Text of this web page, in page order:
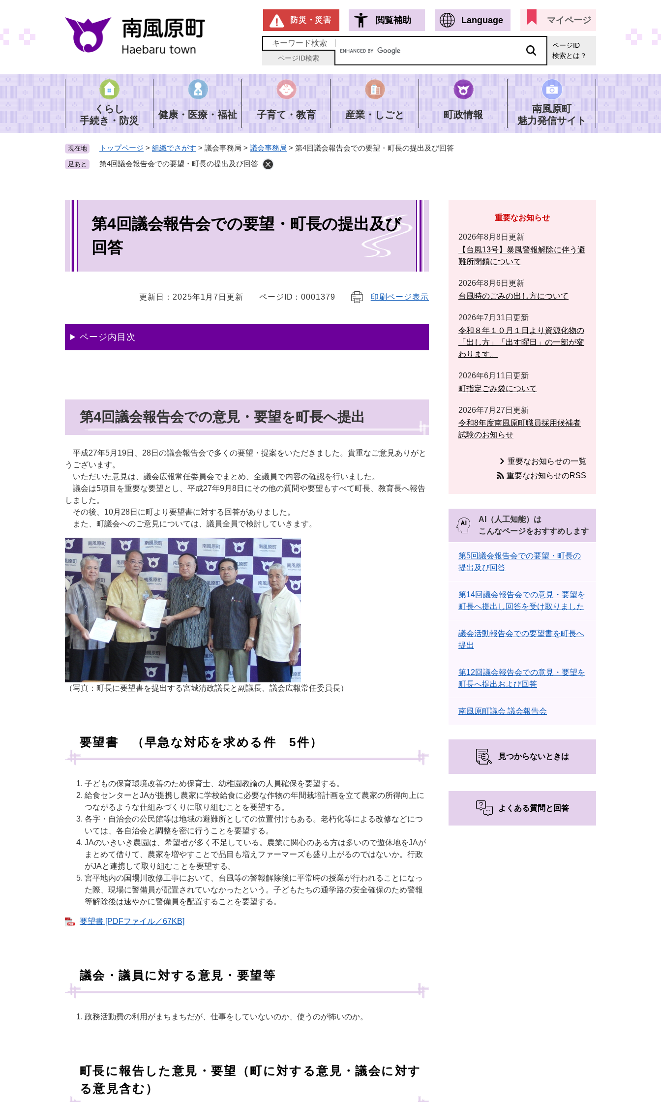
ジ
の
で
す
。
防災・災害 閲覧補助 Language マイページ
キーワード検索
ページID検索
ページID
検索とは？
くらし
手続き・防災
健康・医療・福祉 子育て・教育 産業・しごと 町政情報
南風原町
魅力発信サイト
現在地 トップページ > 組織でさがす > 議会事務局 > 議会事務局 > 第4回議会報告会での要望・町長の提出及び回答
足あと 第4回議会報告会での要望・町長の提出及び回答
第4回議会報告会での要望・町長の提出及び
回答
更新日：2025年1月7日更新 ページID：0001379 印刷ページ表示
ページ内目次
第4回議会報告会での意見・要望を町長へ提出
平成27年5月19日、28日の議会報告会で多くの要望・提案をいただきました。貴重なご意見ありがと
うございます。
いただいた意見は、議会広報常任委員会でまとめ、全議員で内容の確認を行いました。
議会は5項目を重要な要望とし、平成27年9月8日にその他の質問や要望もすべて町長、教育長へ報告
しました。
その後、10月28日に町より要望書に対する回答がありました。
また、町議会へのご意見については、議員全員で検討していきます。
（写真：町長に要望書を提出する宮城清政議長と副議長、議会広報常任委員長）
要望書 （早急な対応を求める件 5件）
子どもの保育環境改善のため保育士、幼稚園教諭の人員確保を要望する。
給食センターとJAが提携し農家に学校給食に必要な作物の年間栽培計画を立て農家の所得向上に
つながるような仕組みづくりに取り組むことを要望する。
各字・自治会の公民館等は地域の避難所としての位置付けもある。老朽化等による改修などにつ
いては、各自治会と調整を密に行うことを要望する。
JAのいきいき農園は、希望者が多く不足している。農業に関心のある方は多いので遊休地をJAが
まとめて借りて、農家を増やすことで品目も増えファーマーズも盛り上がるのではないか。行政
がJAと連携して取り組むことを要望する。
宮平地内の国場川改修工事において、台風等の警報解除後に平常時の授業が行われることになっ
た際、現場に警備員が配置されていなかったという。子どもたちの通学路の安全確保のため警報
等解除後は速やかに警備員を配置することを要望する。
要望書 [PDFファイル／67KB]
議会・議員に対する意見・要望等
政務活動費の利用がまちまちだが、仕事をしていないのか、使うのが怖いのか。
町長に報告した意見・要望（町に対する意見・議会に対す
る意見含む）
重要なお知らせ
2026年8月8日更新
【台風13号】暴風警報解除に伴う避
難所閉鎖について
2026年8月6日更新
台風時のごみの出し方について
2026年7月31日更新
令和８年１０月１日より資源化物の
「出し方」「出す曜日」の一部が変
わります。
2026年6月11日更新
町指定ごみ袋について
2026年7月27日更新
令和8年度南風原町職員採用候補者
試験のお知らせ
重要なお知らせの一覧
重要なお知らせのRSS
AI（人工知能）は
こんなページをおすすめします
第5回議会報告会での要望・町長の
提出及び回答
第14回議会報告会での意見・要望を
町長へ提出し回答を受け取りました
議会活動報告会での要望書を町長へ
提出
第12回議会報告会での意見・要望を
町長へ提出および回答
南風原町議会 議会報告会
見つからないときは
よくある質問と回答